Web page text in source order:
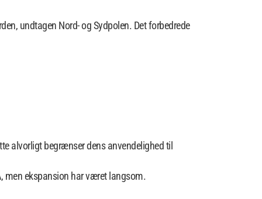
undtagen Nord- og Sydpolen. Det forbedrede
alvorligt begrænser dens anvendelighed til
men ekspansion har været langsom.